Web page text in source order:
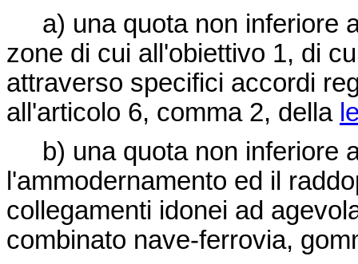
a) una quota non inferiore
zone di cui all'obiettivo 1, di
attraverso specifici accordi
all'articolo 6, comma 2, della
b) una quota non inferiore
l'ammodernamento ed il
collegamenti idonei ad
combinato nave-ferrovia,